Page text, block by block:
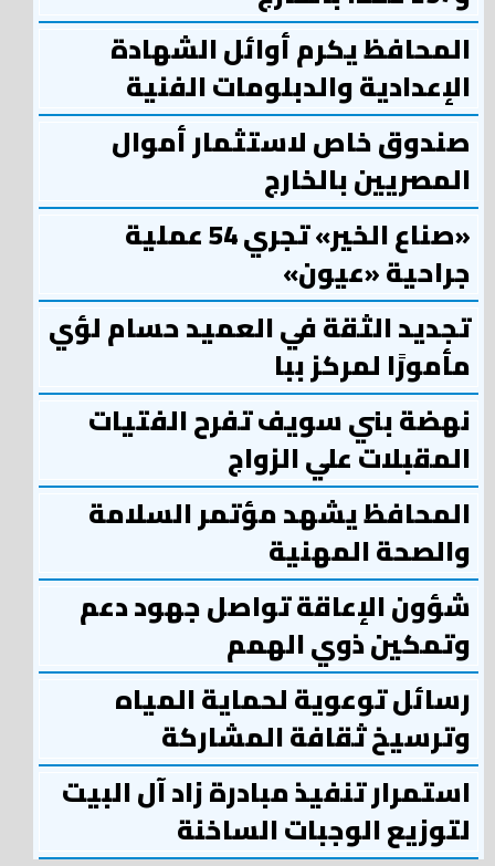
المحافظ يكرم أوائل الشهادة
الإعدادية والدبلومات الفنية
صندوق خاص لاستثمار أموال
المصريين بالخارج
«صناع الخير» تجري 54 عملية
جراحية «عيون»
تجديد الثقة في العميد حسام لؤي
مأمورًا لمركز ببا
نهضة بني سويف تفرح الفتيات
المقبلات علي الزواج
المحافظ يشهد مؤتمر السلامة
والصحة المهنية
شؤون الإعاقة تواصل جهود دعم
وتمكين ذوي الهمم
رسائل توعوية لحماية المياه
وترسيخ ثقافة المشاركة
استمرار تنفيذ مبادرة زاد آل البيت
لتوزيع الوجبات الساخنة